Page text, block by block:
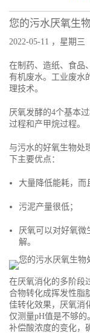
您的污水厌氧生
2022-05-11 ，星期三
在制药、造纸、食品
有机废水。工业废水
理技术。
厌氧发酵的4个基本
过程和产甲烷过程。
与污水的好氧生物处
下主要优点：
大量降低能耗，而
污泥产量很低；
厌氧可以对好氧微
解。
在厌氧消化的多阶段
合物转化成挥发性脂
佳转化效果，厌氧消
仅测量pH值是不够
补偿酸浓度的变化，